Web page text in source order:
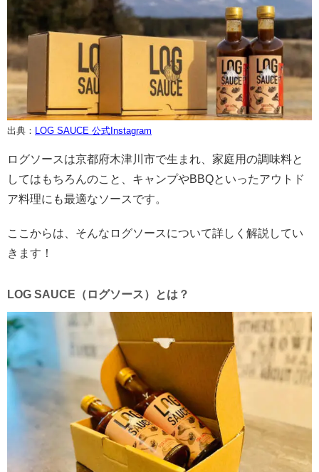
出典： LOG SAUCE 公式Instagram
ログソースは京都府木津川市で生まれ、家庭用の調味料と
してはもちろんのこと、キャンプやBBQといったアウトド
ア料理にも最適なソースです。
ここからは、そんなログソースについて詳しく解説してい
きます！
LOG SAUCE（ログソース）とは？